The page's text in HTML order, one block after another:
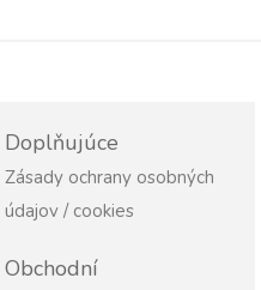
Doplňujúce
Zásady ochrany osobných
údajov / cookies
Obchodní